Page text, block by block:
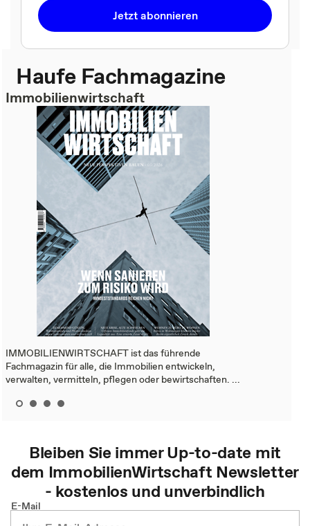
Jetzt abonnieren
Haufe Fachmagazine
Immobilienwirtschaft
IMMOBILIENWIRTSCHAFT ist das führende
Fachmagazin für alle, die Immobilien entwickeln,
verwalten, vermitteln, pflegen oder bewirtschaften. ...
Bleiben Sie immer Up-to-date mit
dem ImmobilienWirtschaft Newsletter
- kostenlos und unverbindlich
E-Mail